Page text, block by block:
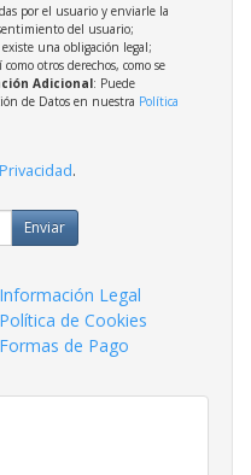
por el usuario y enviarle la
del usuario;
una obligación legal;
otros derechos, como se
Adicional: Puede
de Datos en nuestra Política
.
Enviar
Información Legal
Política de Cookies
Formas de Pago